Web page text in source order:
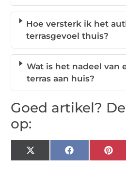
Hoe versterk ik het
terrasgevoel thuis?
Wat is het nadeel van
terras aan huis?
Goed artikel?
op:
X
(Twitter)
Facebook